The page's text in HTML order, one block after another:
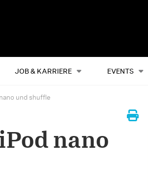
JOB & KARRIERE EVENTS
Alles Events
und shuffle
nano